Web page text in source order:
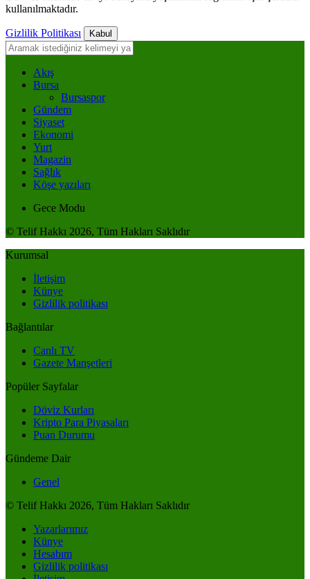
kullanılmaktadır.
Gizlilik Politikası Kabul
Akış
Bursa
Bursaspor
Gündem
Siyaset
Ekonomi
Yurt
Magazin
Sağlık
Köşe yazıları
Gece Modu
© Telif Hakkı 2026, Tüm Hakları Saklıdır
Kurumsal
İletişim
Künye
Gizlilik politikası
Bağlantılar
Canlı TV
Gazete Manşetleri
Popüler Sayfalar
Döviz Kurları
Kripto Para Piyasaları
Puan Durumu
Gündeme Dair
Genel
© Telif Hakkı 2026, Tüm Hakları Saklıdır
Yazarlarımız
Künye
Hesabım
Gizlilik politikası